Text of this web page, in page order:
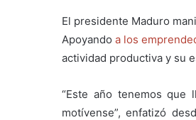
El presidente Maduro
Apoyando a los
actividad productiva y su
“Este año tenemos que
motívense”, enfatizó